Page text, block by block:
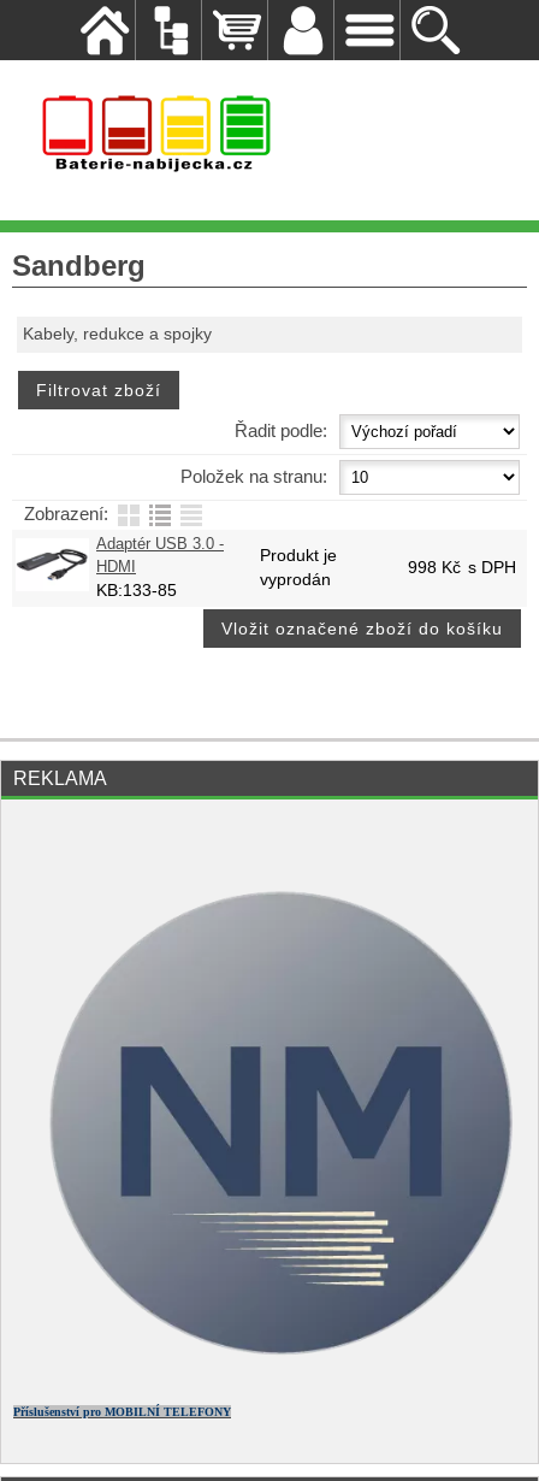
Sandberg
Kabely, redukce a spojky
Řadit podle:
Položek na stranu:
Zobrazení:
Adaptér USB 3.0 -
HDMI
KB:133-85
Produkt je
vyprodán
998 Kč s DPH
REKLAMA
Příslušenství pro MOBILNÍ TELEFONY